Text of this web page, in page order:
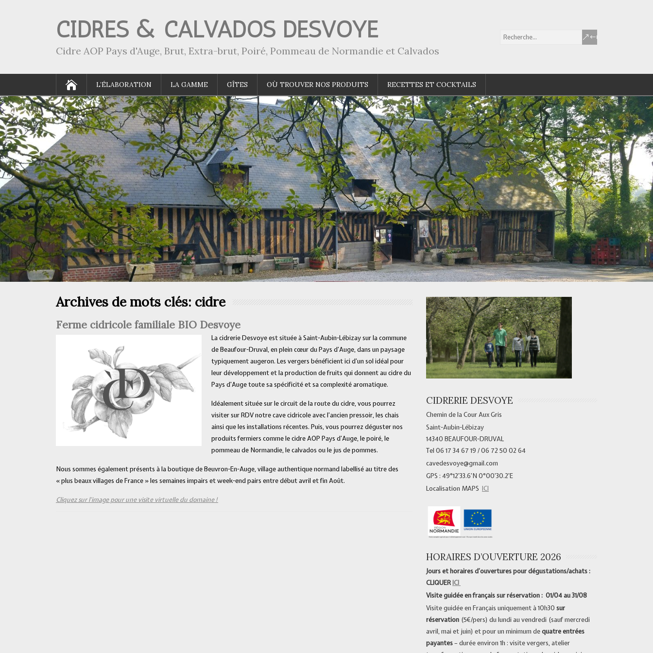
CIDRES & CALVADOS DESVOYE
Cidre AOP Pays d'Auge, Brut, Extra-brut, Poiré, Pommeau de Normandie et Calvados
L’ÉLABORATION LA GAMME GÎTES OÙ TROUVER NOS PRODUITS RECETTES ET COCKTAILS
Archives de mots clés: cidre
Ferme cidricole familiale BIO Desvoye
La cidrerie Desvoye est située à Saint-Aubin-Lébizay sur la commune
de Beaufour-Druval, en plein cœur du Pays d’Auge, dans un paysage
typiquement augeron. Les vergers bénéficient ici d’un sol idéal pour
leur développement et la production de fruits qui donnent au cidre du
Pays d’Auge toute sa spécificité et sa complexité aromatique.
Idéalement située sur le circuit de la route du cidre, vous pourrez
visiter sur RDV notre cave cidricole avec l’ancien pressoir, les chais
ainsi que les installations récentes. Puis, vous pourrez déguster nos
produits fermiers comme le cidre AOP Pays d’Auge, le poiré, le
pommeau de Normandie, le calvados ou le jus de pommes.
Nous sommes également présents à la boutique de Beuvron-En-Auge, village authentique normand labellisé au titre des
« plus beaux villages de France » les semaines impairs et week-end pairs entre début avril et fin Août.
Cliquez sur l’image pour une visite virtuelle du domaine !
CIDRERIE DESVOYE
Chemin de la Cour Aux Gris
Saint-Aubin-Lébizay
14340 BEAUFOUR-DRUVAL
Tel 06 17 34 67 19 / 06 72 50 02 64
cavedesvoye@gmail.com
GPS : 49°12’33.6’N 0°00’30.2’E
Localisation MAPS ICI
HORAIRES D’OUVERTURE 2026
Jours et horaires d’ouvertures pour dégustations/achats :
CLIQUER ICI
Visite guidée en français sur réservation : 01/04 au 31/08
Visite guidée en Français uniquement à 10h30 sur
réservation (5€/pers) du lundi au vendredi (sauf mercredi
avril, mai et juin) et pour un minimum dequatre entrées
payantes– durée environ 1h : visite vergers, atelier